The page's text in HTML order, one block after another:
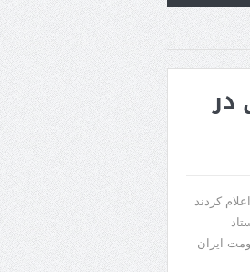
در
کردند
ایران